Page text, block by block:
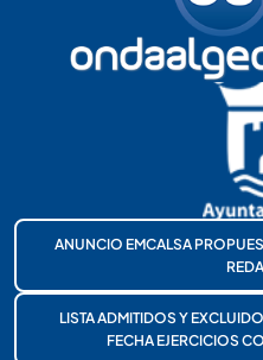
ANUNCIO EMCALSA
LISTA ADMITIDOS Y
FECHA EJERCICIOS